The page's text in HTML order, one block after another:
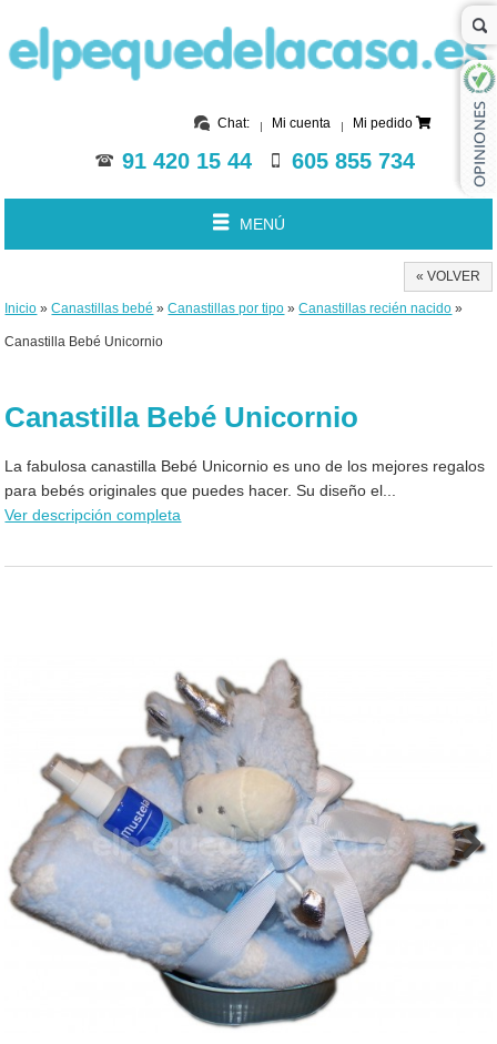
Chat: Mi cuenta Mi pedido
91 420 15 44 605 855 734
MENÚ
« VOLVER
Inicio »Canastillas bebé »Canastillas por tipo »Canastillas recién nacido »
Canastilla Bebé Unicornio
Canastilla Bebé Unicornio
La fabulosa canastilla Bebé Unicornio es uno de los mejores regalos
para bebés originales que puedes hacer. Su diseño el...
Ver descripción completa